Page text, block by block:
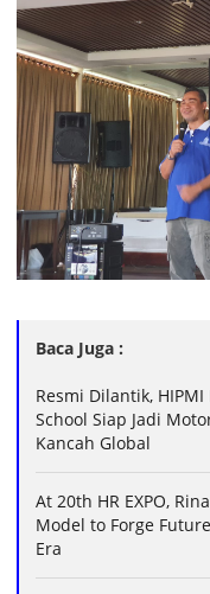
Baca Juga :
Resmi Dilantik, HIPMI
School Siap Jadi
Kancah Global
At 20th HR EXPO,
Model to Forge
Era